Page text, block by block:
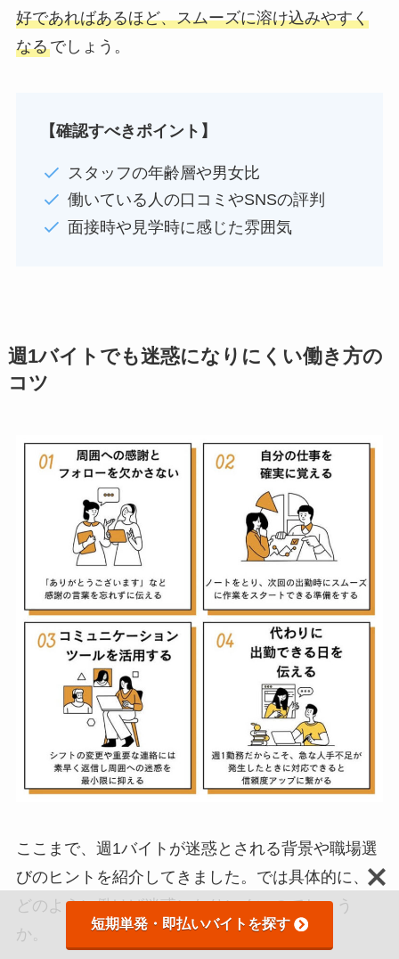
好であればあるほど、スムーズに溶け込みやすく
なるでしょう。
【確認すべきポイント】
スタッフの年齢層や男女比
働いている人の口コミやSNSの評判
面接時や見学時に感じた雰囲気
週1バイトでも迷惑になりにくい働き方の
コツ
ここまで、週1バイトが迷惑とされる背景や職場選
びのヒントを紹介してきました。では具体的に、
どのように働けば迷惑になりにくいのでしょう
か。
短期単発・即払いバイトを探す